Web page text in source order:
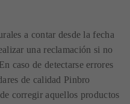
a contar desde la fecha
una reclamación si no
caso de detectarse errores
de calidad Pinbro
corregir aquellos productos